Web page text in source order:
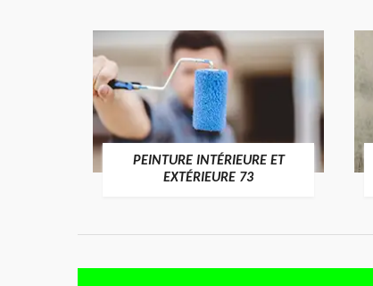
PEINTURE INTÉRIEURE ET
EXTÉRIEURE 73